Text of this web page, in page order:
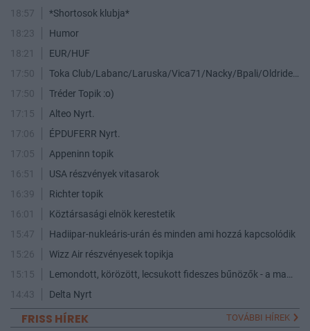
18:57
*Shortosok klubja*
18:23
Humor
18:21
EUR/HUF
17:50
Toka Club/Labanc/Laruska/Vica71/Nacky/Bpali/Oldrider/Josefernando/Mcbull/Kawaszabi
17:50
Tréder Topik :o)
17:15
Alteo Nyrt.
17:06
ÉPDUFERR Nyrt.
17:05
Appeninn topik
16:51
USA részvények vitasarok
16:39
Richter topik
16:01
Köztársasági elnök kerestetik
15:47
Hadiipar-nukleáris-urán és minden ami hozzá kapcsolódik
15:26
Wizz Air részvényesek topikja
15:15
Lemondott, körözött, lecsukott fideszes bűnözők - a maffia végnapjai
14:43
Delta Nyrt
FRISS HÍREK TOVÁBBI HÍREK